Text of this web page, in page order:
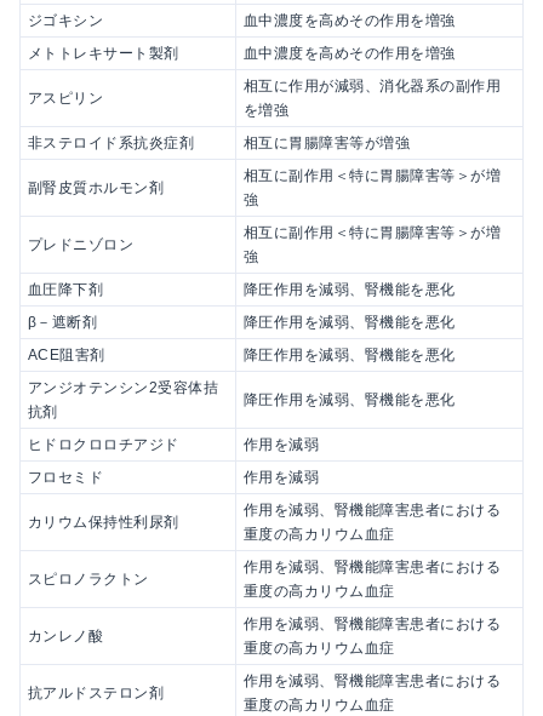
ジゴキシン
血中濃度を高めその作用を増強
メトトレキサート製剤
血中濃度を高めその作用を増強
アスピリン
相互に作用が減弱、消化器系の副作用
を増強
非ステロイド系抗炎症剤
相互に胃腸障害等が増強
副腎皮質ホルモン剤
相互に副作用＜特に胃腸障害等＞が増
強
プレドニゾロン
相互に副作用＜特に胃腸障害等＞が増
強
血圧降下剤
降圧作用を減弱、腎機能を悪化
β－遮断剤
降圧作用を減弱、腎機能を悪化
ACE阻害剤
降圧作用を減弱、腎機能を悪化
アンジオテンシン2受容体拮
抗剤
降圧作用を減弱、腎機能を悪化
ヒドロクロロチアジド
作用を減弱
フロセミド
作用を減弱
カリウム保持性利尿剤
作用を減弱、腎機能障害患者における
重度の高カリウム血症
スピロノラクトン
作用を減弱、腎機能障害患者における
重度の高カリウム血症
カンレノ酸
作用を減弱、腎機能障害患者における
重度の高カリウム血症
抗アルドステロン剤
作用を減弱、腎機能障害患者における
重度の高カリウム血症